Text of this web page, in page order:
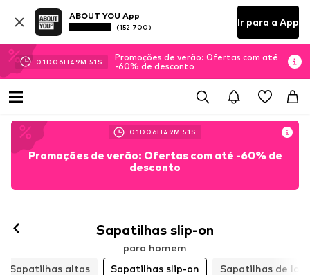
ABOUT YOU App
(152 700) Ir para a App
01D 06H 49M 49 S
Promoções de verão: Ofertas com até
-60% de desconto
01D 06H 49M 49 S
Promoções de verão: Ofertas com até -60% de
desconto
Sapatilhas slip-on
para homem
Sapatilhas altas
Sapatilhas slip-on Sapatilhas de